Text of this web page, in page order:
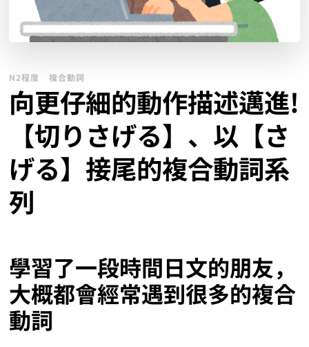
N2程度 複合動詞
向更仔細的動作描述邁進!
【切りさげる】、以【さ
げる】接尾的複合動詞系
列
學習了一段時間日文的朋友，
大概都會經常遇到很多的複合
動詞